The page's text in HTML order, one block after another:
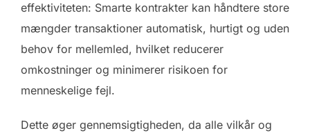
effektiviteten: Smarte kontrakter kan håndtere store
mængder transaktioner automatisk, hurtigt og uden
behov for mellemled, hvilket reducerer
omkostninger og minimerer risikoen for
menneskelige fejl.
Dette øger gennemsigtigheden, da alle vilkår og